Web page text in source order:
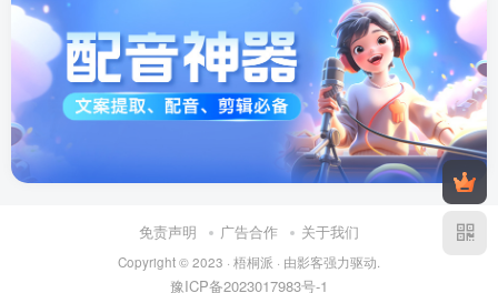
免责声明 广告合作 关于我们
Copyright © 2023 · 梧桐派 · 由影客强力驱动.
豫ICP备2023017983号-1